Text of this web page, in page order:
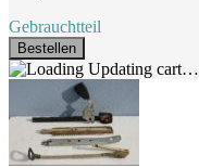
Gebrauchtteil
Bestellen
Updating cart…